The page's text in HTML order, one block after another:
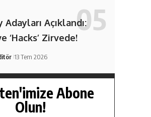
Adayları Açıklandı:
‘Hacks’ Zirvede!
13 Tem 2026
Abone
Olun!